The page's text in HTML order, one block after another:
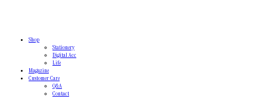
Shop
Stationery
Digital Acc
Life
Magazine
Customer Care
Q&A
Contact